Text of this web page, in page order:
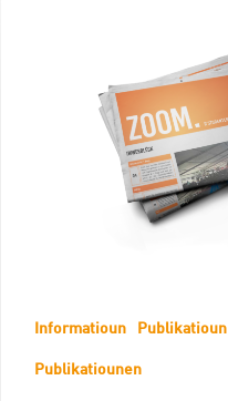
Informatioun Publikatioun
Publikatiounen